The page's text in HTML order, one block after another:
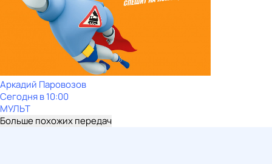
Аркадий Паровозов
Сегодня в 10:00
МУЛЬТ
Больше похожих передач